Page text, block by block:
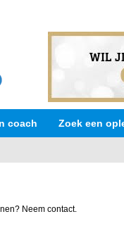
coach Zoek een
Neem contact.